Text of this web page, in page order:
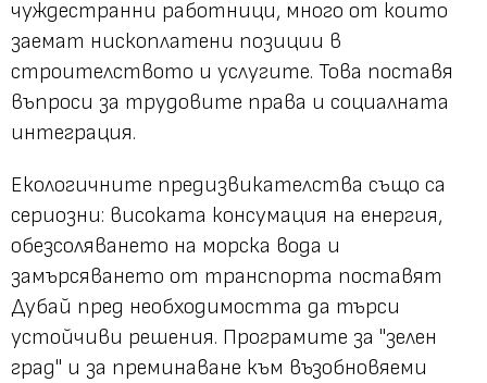
чуждестранни работници, много от които
заемат нископлатени позиции в
строителството и услугите. Това поставя
въпроси за трудовите права и социалната
интеграция.
Екологичните предизвикателства също са
сериозни: високата консумация на енергия,
обезсоляването на морска вода и
замърсяването от транспорта поставят
Дубай пред необходимостта да търси
устойчиви решения. Програмите за "зелен
град" и за преминаване към възобновяеми